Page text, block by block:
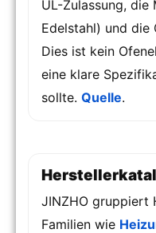
UL-Zulassung, die
Edelstahl) und die
Dies ist kein
eine klare
sollte. Quelle.
JINZHO gruppiert
Familien wie